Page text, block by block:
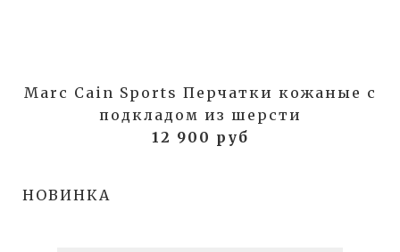
Marc Cain Sports Перчатки кожаные с
подкладом из шерсти
12 900 руб
НОВИНКА